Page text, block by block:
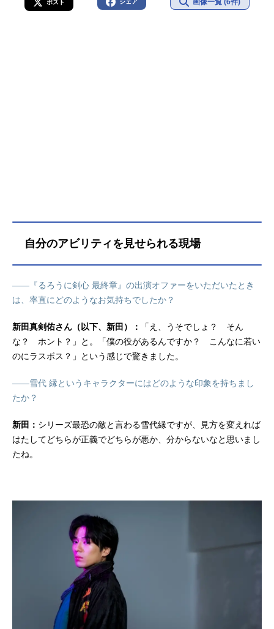
ポスト シェア 画像一覧 (6件)
自分のアビリティを見せられる現場
——『るろうに剣心 最終章』の出演オファーをいただいたとき
は、率直にどのようなお気持ちでしたか？
新田真剣佑さん（以下、新田）：
「え、うそでしょ？ そん
な？ ホント？」と。「僕の役があるんですか？ こんなに若い
のにラスボス？」という感じで驚きました。
——雪代 縁というキャラクターにはどのような印象を持ちまし
たか？
新田： シリーズ最恐の敵と言わる雪代縁ですが、見方を変えれば
はたしてどちらが正義でどちらが悪か、分からないなと思いまし
たね。